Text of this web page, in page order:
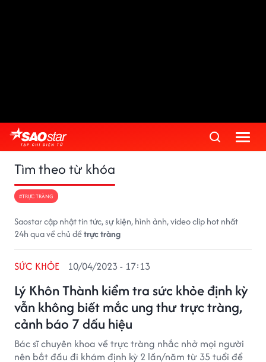
Tìm theo từ khóa
#TRỰC TRÀNG
Saostar cập nhật tin tức, sự kiện, hình ảnh, video clip hot nhất
24h qua về chủ đềtrực tràng
Lý Khôn Thành kiểm tra sức khỏe định kỳ
vẫn không biết mắc ung thư trực tràng,
cảnh báo 7 dấu hiệu
SỨC KHỎE 10/04/2023 - 17:13
Bác sĩ chuyên khoa về trực tràng nhắc nhở mọi người
nên bắt đầu đi khám định kỳ 2 lần/năm từ 35 tuổi để